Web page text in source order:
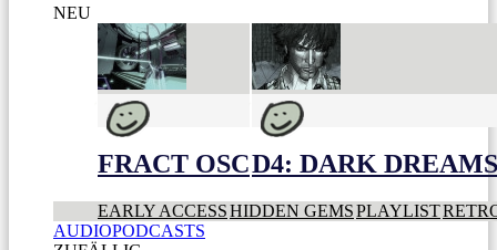
NEU
FRACT OSCD4: DARK
EARLY ACCESSHIDDEN GEMSPLAYLIST
AUDIOPODCASTS